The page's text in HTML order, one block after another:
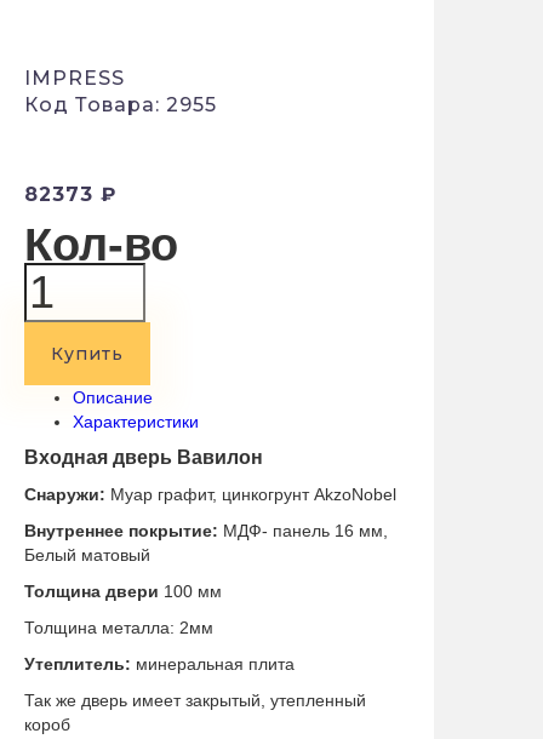
IMPRESS
Код Товара: 2955
82373 ₽
Кол-во
Купить
Описание
Характеристики
Входная дверь Вавилон
Снаружи: Муар графит, цинкогрунт AkzoNobel
Внутреннее покрытие: МДФ- панель 16 мм,
Белый матовый
Толщина двери 100 мм
Толщина металла: 2мм
Утеплитель: минеральная плита
Так же дверь имеет закрытый, утепленный
короб